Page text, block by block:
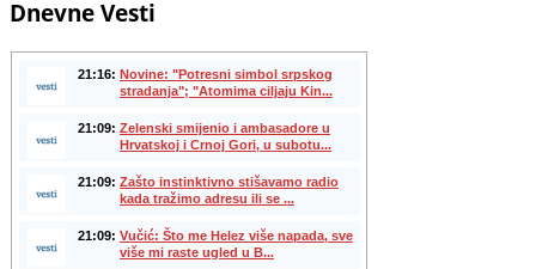
Dnevne Vesti